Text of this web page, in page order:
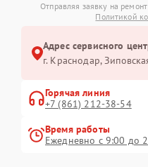
Отправляя заявку на
Политикой
Адрес сервисного
г. Краснодар,
Горячая линия
+7 (861) 212-38-54
Время работы
Ежедневно с 9:00 до